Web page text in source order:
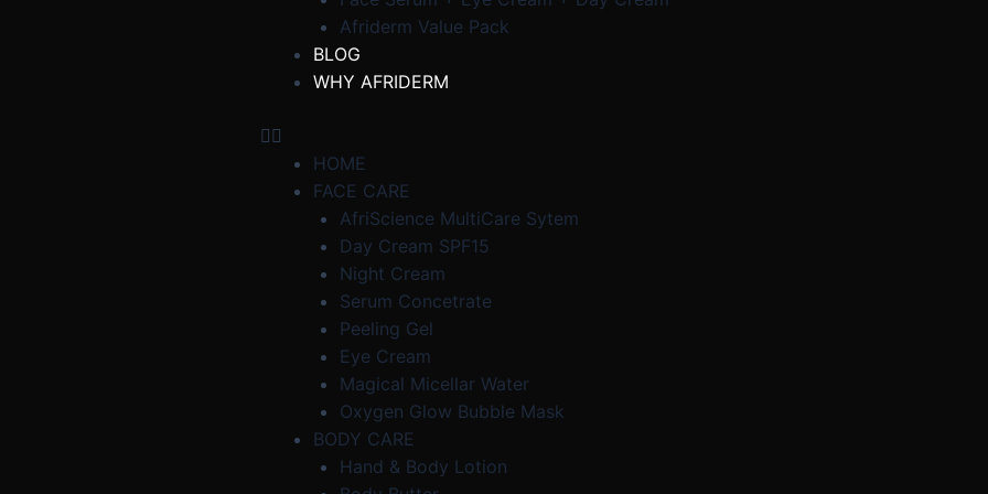
Afriderm Value Pack
BLOG
WHY AFRIDERM
HOME
FACE CARE
AfriScience MultiCare Sytem
Day Cream SPF15
Night Cream
Serum Concetrate
Peeling Gel
Eye Cream
Magical Micellar Water
Oxygen Glow Bubble Mask
BODY CARE
Hand & Body Lotion